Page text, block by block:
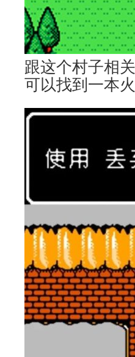
跟这个村子相
可以找到一本火